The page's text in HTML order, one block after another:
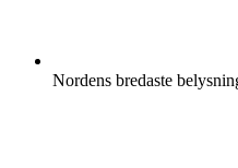
Nordens bredaste